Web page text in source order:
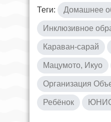
Теги: Домашнее
Инклюзивное
Караван-сарай
Мацумото, Икуо
Организация
Ребёнок